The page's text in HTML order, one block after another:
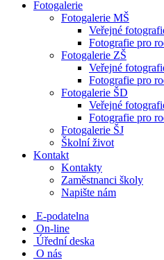
Fotogalerie
Fotogalerie MŠ
Veřejné
Fotografie pro
Fotogalerie ZŠ
Veřejné
Fotografie pro
Fotogalerie ŠD
Veřejné
Fotografie pro
Fotogalerie ŠJ
Školní život
Kontakt
Kontakty
Zaměstnanci školy
Napište nám
E-podatelna
On-line
Úřední deska
O nás